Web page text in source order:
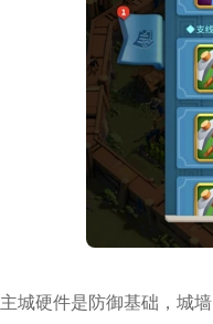
主城硬件是防御基础，城